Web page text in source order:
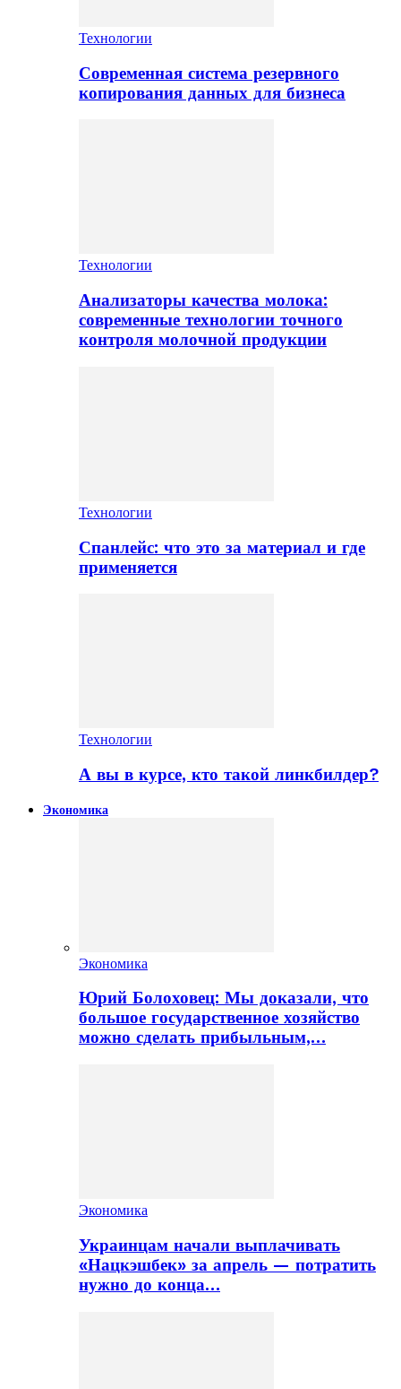
Технологии
Современная система резервного
копирования данных для бизнеса
Технологии
Анализаторы качества молока:
современные технологии точного
контроля молочной продукции
Технологии
Спанлейс: что это за материал и где
применяется
Технологии
А вы в курсе, кто такой линкбилдер?
Экономика
Экономика
Юрий Болоховец: Мы доказали, что
большое государственное хозяйство
можно сделать прибыльным,…
Экономика
Украинцам начали выплачивать
«Нацкэшбек» за апрель — потратить
нужно до конца…